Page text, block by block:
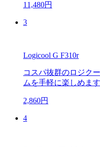
11,480円
3
Logicool G F310r
コスパ抜群のロジク
ムを手軽に楽しめます
2,860円
4